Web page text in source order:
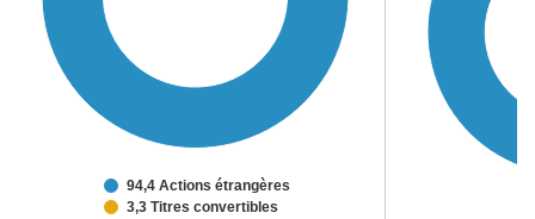
94,4 Actions étrangères
3,3 Titres convertibles